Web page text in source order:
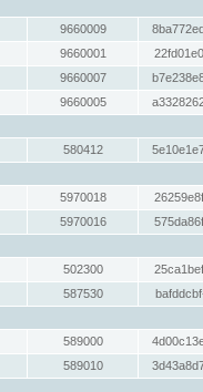
9660009
9660001
9660007
9660005
580412
5970018
5970016
502300
587530
589000
589010